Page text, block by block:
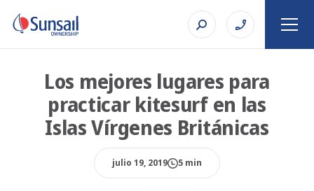
Los mejores lugares para
practicar kitesurf en las
Islas Vírgenes Británicas
julio 19, 2019 5 min